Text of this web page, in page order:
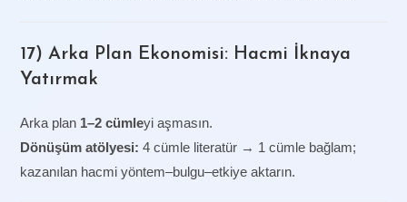
17) Arka Plan Ekonomisi: Hacmi İknaya
Yatırmak
Arka plan 1–2 cümleyi aşmasın.
Dönüşüm atölyesi: 4 cümle literatür → 1 cümle bağlam;
kazanılan hacmi yöntem–bulgu–etkiye aktarın.